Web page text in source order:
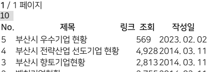
1 / 1 페이지
No. 제목 링크 조회
작성일
5
부산시 우수기업 현황 569
2023. 02. 02
4
부산시 전략산업 선도기업 현황 4,928 2014. 03. 11
3
부산시 향토기업현황 2,813 2014. 03. 11